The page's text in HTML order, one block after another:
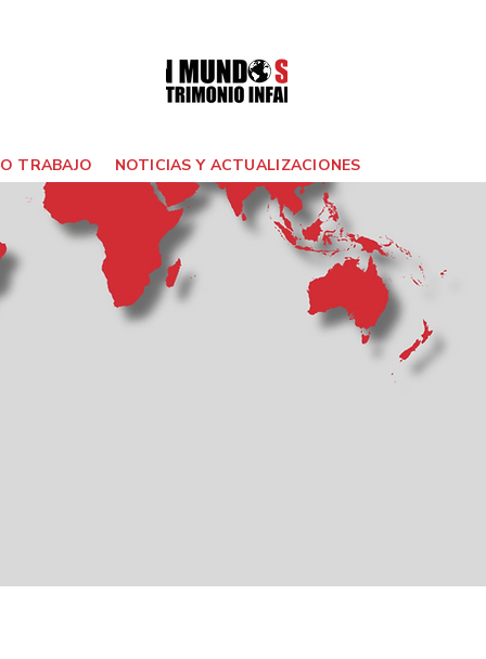
TRABAJO NOTICIAS Y ACTUALIZACIONES